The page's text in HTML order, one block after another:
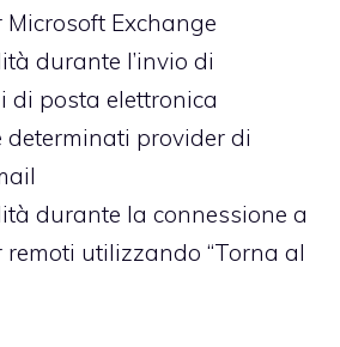
Microsoft Exchange
durante l’invio di
di posta elettronica
determinati provider di
durante la connessione a
remoti utilizzando “Torna al